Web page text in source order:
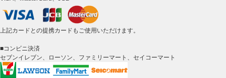
上記カードとの提携カードもご使用いただけます。
■コンビニ決済
セブンイレブン、ローソン、ファミリーマート、セイコーマート